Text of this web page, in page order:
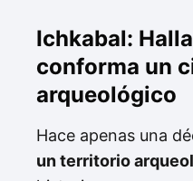
Ichkabal:
conforma un
arqueológico
Hace apenas una
un territorio